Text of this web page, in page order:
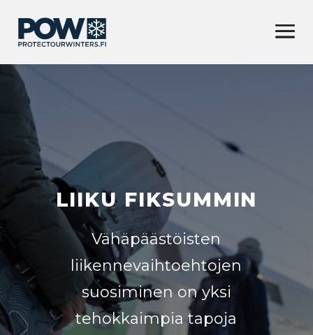
LIIKU FIKSUMMIN
Vähäpäästöisten
liikennevaihtoehtojen
suosiminen on yksi
tehokkaimpia tapoja